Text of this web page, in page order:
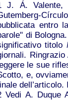
J. Á.
entro
di
titolo
le sue
e,
Vedi A. Duque